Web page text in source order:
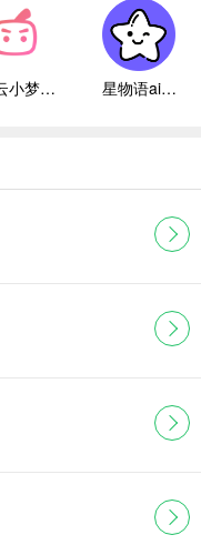
彩云小梦国际版 星物语ai聊天